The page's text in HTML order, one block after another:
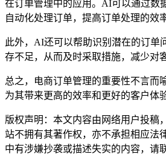
在订单管理中的应用。AI可以通过数
自动化处理订单，提高订单处理的效率
此外，AI还可以帮助识别潜在的订单
存不足，从而及时采取措施，减少对
总之，电商订单管理的重要性不言而
为其带来更高的效率和更好的客户体验
版权声明：本文内容由网络用户投稿
站不拥有其著作权，亦不承担相应法
中有涉嫌抄袭或描述失实的内容，请